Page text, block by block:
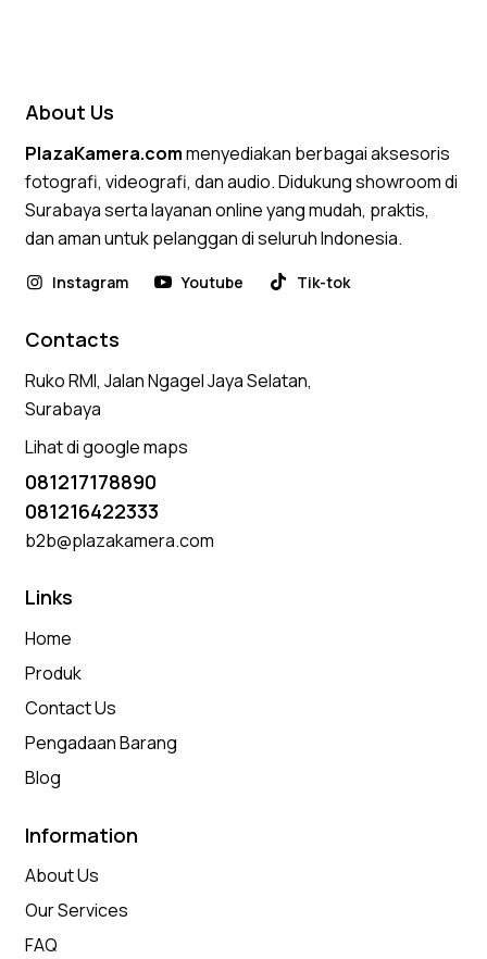
About Us
PlazaKamera.commenyediakan berbagai aksesoris
fotografi, videografi, dan audio. Didukung showroom di
Surabaya serta layanan online yang mudah, praktis,
dan aman untuk pelanggan di seluruh Indonesia.
Instagram Youtube Tik-tok
Contacts
Ruko RMI, Jalan Ngagel Jaya Selatan,
Surabaya
Lihat di google maps
081217178890
081216422333
b2b@plazakamera.com
Links
Home
Produk
Contact Us
Pengadaan Barang
Blog
Information
About Us
Our Services
FAQ